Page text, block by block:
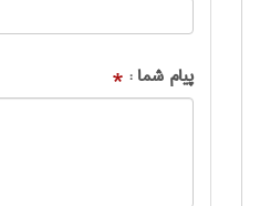
پیام شما : *